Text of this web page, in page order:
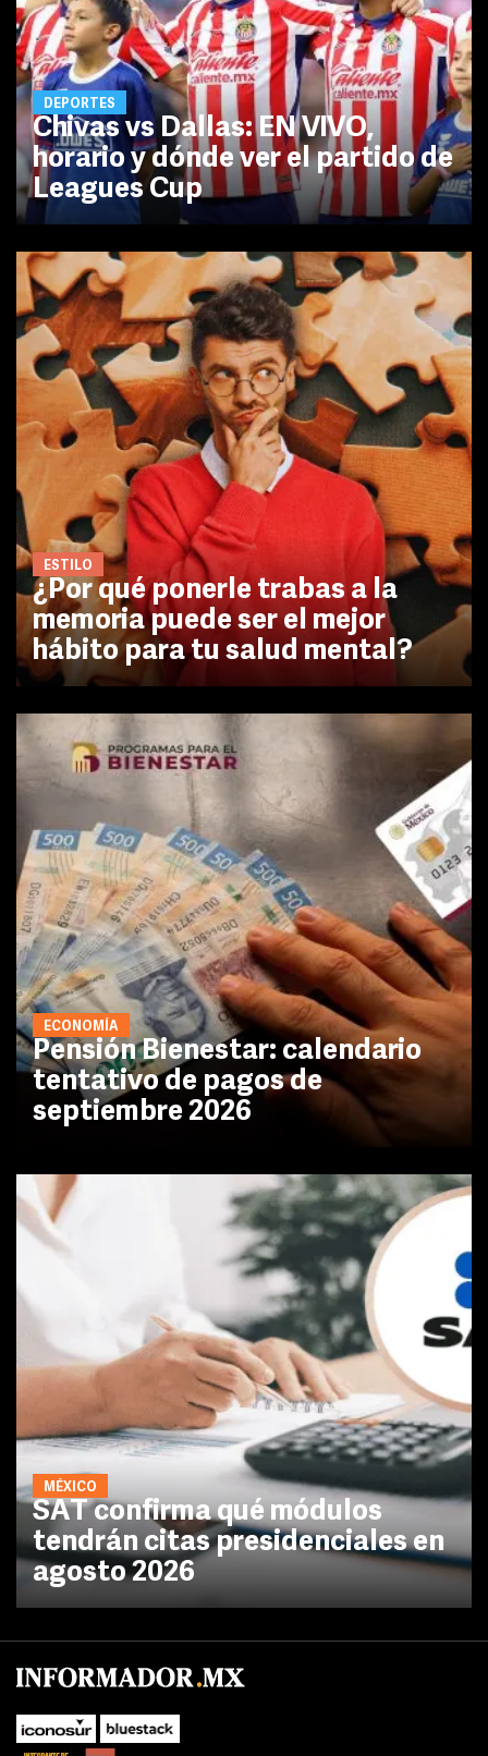
DEPORTES
Chivas vs Dallas: EN VIVO,
horario y dónde ver el partido de
Leagues Cup
ESTILO
¿Por qué ponerle trabas a la
memoria puede ser el mejor
hábito para tu salud mental?
ECONOMÍA
Pensión Bienestar: calendario
tentativo de pagos de
septiembre 2026
MÉXICO
SAT confirma qué módulos
tendrán citas presidenciales en
agosto 2026